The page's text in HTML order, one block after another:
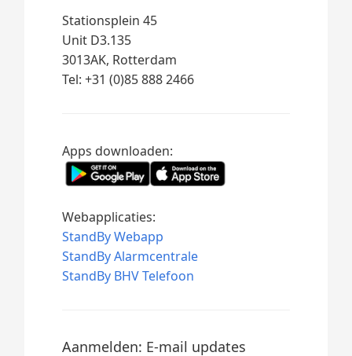
Stationsplein 45
Unit D3.135
3013AK, Rotterdam
Tel: +31 (0)85 888 2466
Apps downloaden:
Webapplicaties:
StandBy Webapp
StandBy Alarmcentrale
StandBy BHV Telefoon
Aanmelden: E-mail updates